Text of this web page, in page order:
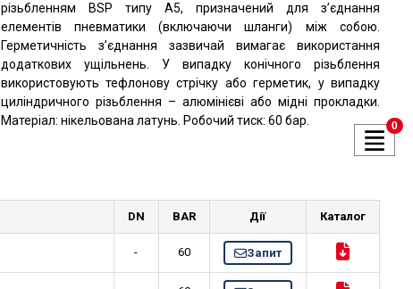
різьбленням BSP типу A5, призначений для з’єднання
елементів пневматики (включаючи шланги) між собою.
Герметичність з’єднання зазвичай вимагає використання
додаткових ущільнень. У випадку конічного різьблення
використовують тефлонову стрічку або герметик, у випадку
циліндричного різьблення – алюмінієві або мідні прокладки.
Матеріал: нікельована латунь. Робочий тиск: 60 бар.
DN BAR Дії Каталог
- 60 Запит
0